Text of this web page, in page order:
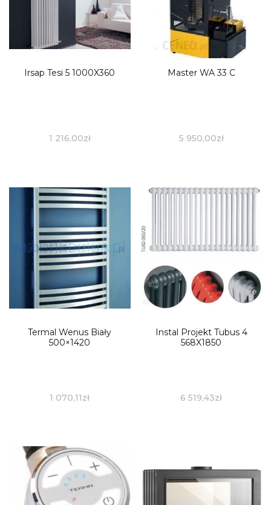
Irsap Tesi 5 1000X360
1 216,00zł
Master WA 33 C
5 950,00zł
Termal Wenus Biały
500×1420
1 070,11zł
Instal Projekt Tubus 4
568X1850
6 519,43zł